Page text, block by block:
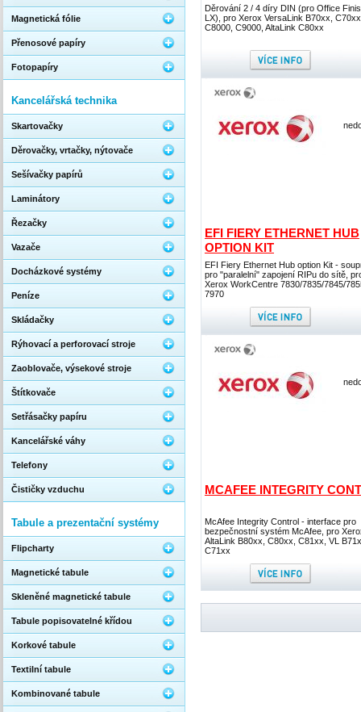
Děrování 2 / 4 díry DIN (pro Office
LX), pro Xerox VersaLink B70xx,
C8000, C9000, AltaLink C80xx
EFI FIERY ETHERNET HUB
OPTION KIT
EFI Fiery Ethernet Hub option Kit -
pro "paralelní" zapojení RIPu do sítě,
Xerox WorkCentre 7830/7835/7845/
7970
MCAFEE INTEGRITY
McAfee Integrity Control - interface pro
bezpečnostní systém McAfee, pro
AltaLink B80xx, C80xx, C81xx, VL
C71xx
Magnetická fólie
Přenosové papíry
Fotopapíry
Kancelářská technika
Skartovačky
Děrovačky, vrtačky, nýtovače
Sešívačky papírů
Laminátory
Řezačky
Vazače
Docházkové systémy
Peníze
Skládačky
Rýhovací a perforovací stroje
Zaoblovače, výsekové stroje
Štítkovače
Setřásačky papíru
Kancelářské váhy
Telefony
Čističky vzduchu
Tabule a prezentační systémy
Flipcharty
Magnetické tabule
Skleněné magnetické tabule
Tabule popisovatelné křídou
Korkové tabule
Textilní tabule
Kombinované tabule